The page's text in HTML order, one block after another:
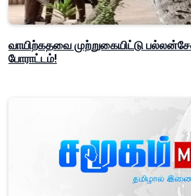
வாயிற்கதவை முற்றுகையிட்டு
போராட்டம்!